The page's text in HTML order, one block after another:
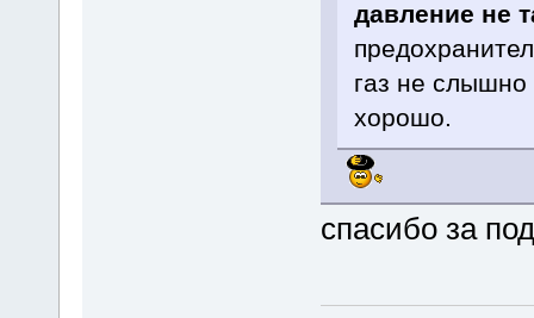
давление не
газ не слышно
хорошо.
спасибо за